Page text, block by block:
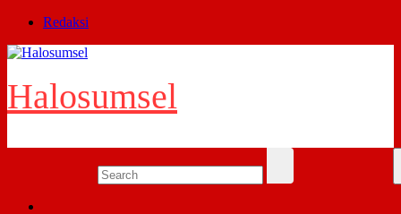
Skip
content
Redaksi
Halosumsel